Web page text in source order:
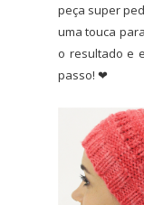
peça super
uma touca
o resultado e
passo! ❤